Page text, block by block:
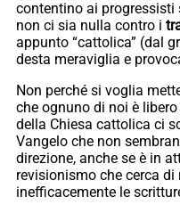
contentino ai
non ci sia nulla contro i
appunto “cattolica” (dal
desta meraviglia e
Non perché si voglia
che ognuno di noi è
della Chiesa cattolica ci
Vangelo che non
direzione, anche se è in
revisionismo che cerca
inefficacemente le